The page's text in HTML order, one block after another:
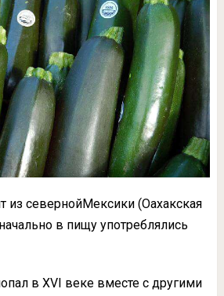
из севернойМексики (Оахакская
в пищу употреблялись
в XVI веке вместе с другими